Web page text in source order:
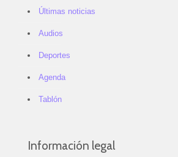
Últimas noticias
Audios
Deportes
Agenda
Tablón
Información legal